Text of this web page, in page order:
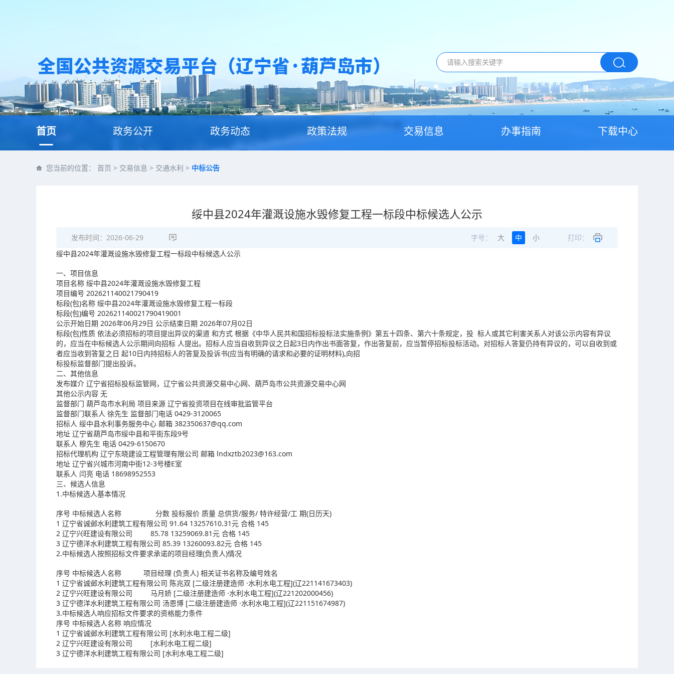
首页 政务公开 政务动态 政策法规 交易信息 办事指南 下载中心
您当前的位置： 首页 > 交易信息 > 交通水利 > 中标公告
绥中县2024年灌溉设施水毁修复工程一标段中标候选人公示
发布时间： 2026-06-29 字号： 大 中 小
打印：
绥中县2024年灌溉设施水毁修复工程一标段中标候选人公示
一、项目信息
项目名称 绥中县2024年灌溉设施水毁修复工程
项目编号 202621140021790419
标段(包)名称 绥中县2024年灌溉设施水毁修复工程一标段
标段(包)编号 202621140021790419001
公示开始日期 2026年06月29日 公示结束日期 2026年07月02日
标段(包)性质 依法必须招标的项目提出异议的渠道 和方式 根据《中华人民共和国招标投标法实施条例》第五十四条、第六十条规定，投 标人或其它利害关系人对该公示内容有异议
的，应当在中标候选人公示期间向招标 人提出。招标人应当自收到异议之日起3日内作出书面答复，作出答复前，应当暂停招标投标活动。对招标人答复仍持有异议的，可以自收到或
者应当收到答复之日 起10日内持招标人的答复及投诉书(应当有明确的请求和必要的证明材料),向招
标投标监督部门提出投诉。
二、其他信息
发布媒介 辽宁省招标投标监管网，辽宁省公共资源交易中心网、葫芦岛市公共资源交易中心网
其他公示内容 无
监督部门 葫芦岛市水利局 项目来源 辽宁省投资项目在线审批监管平台
监督部门联系人 徐先生 监督部门电话 0429-3120065
招标人 绥中县水利事务服务中心 邮箱 382350637@qq.com
地址 辽宁省葫芦岛市绥中县和平街东段9号
联系人 穆先生 电话 0429-6150670
招标代理机构 辽宁东晓建设工程管理有限公司 邮箱 lndxztb2023@163.com
地址 辽宁省兴城市河南中街12-3号楼E室
联系人 闫亮 电话 18698952553
三、候选人信息
1.中标候选人基本情况
序号 中标候选人名称 分数 投标报价 质量 总供货/服务/ 特许经营/工 期(日历天)
1 辽宁省诚邺水利建筑工程有限公司 91.64 13257610.31元 合格 145
2 辽宁兴旺建设有限公司 85.78 13259069.81元 合格 145
3 辽宁德洋水利建筑工程有限公司 85.39 13260093.82元 合格 145
2.中标候选人按照招标文件要求承诺的项目经理(负责人)情况
序号 中标候选人名称 项目经理 (负责人) 相关证书名称及编号姓名
1 辽宁省诚邺水利建筑工程有限公司 陈兆双 [二级注册建造师 ·水利水电工程](辽221141673403)
2 辽宁兴旺建设有限公司 马月娇 [二级注册建造师 ·水利水电工程](辽221202000456)
3 辽宁德洋水利建筑工程有限公司 汤恩博 [二级注册建造师 ·水利水电工程](辽221151674987)
3.中标候选人响应招标文件要求的资格能力条件
序号 中标候选人名称 响应情况
1 辽宁省诚邺水利建筑工程有限公司 [水利水电工程二级]
2 辽宁兴旺建设有限公司 [水利水电工程二级]
3 辽宁德洋水利建筑工程有限公司 [水利水电工程二级]